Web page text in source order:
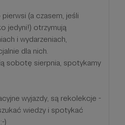
(a czasem, jeśli
jedyni!) otrzymują
i wydarzeniach,
dla nich.
sobotę sierpnia, spotykamy
wyjazdy, są rekolekcje -
wiedzy i spotykać
)